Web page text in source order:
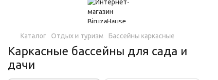
Каталог Отдых и туризм Бассейны каркасные
Каркасные бассейны для сада и
дачи